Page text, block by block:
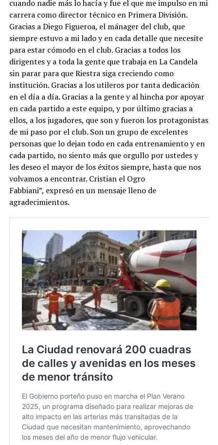
cuando nadie más lo hacía y fue el que me impulso en mi
carrera como director técnico en Primera División.
Gracias a Diego Figueroa, el mánager del club, que
siempre estuvo a mi lado y en cada detalle que necesite
para estar cómodo en el club. Gracias a todos los
dirigentes y a toda la gente que trabaja en La Candela
sin parar para que Riestra siga creciendo como
institución. Gracias a los utileros por tanta dedicación
en el día a día. Gracias a la gente y al hincha por apoyar
en cada partido a este equipo, y por último gracias a
ellos, a los jugadores, que son y fueron los protagonistas
de mi paso por el club. Son un grupo de excelentes
personas que lo dejan todo en cada entrenamiento y en
cada partido, no siento más que orgullo por ustedes y
les deseo el mayor de los éxitos siempre, hasta que nos
volvamos a encontrar. Cristian el Ogro
Fabbiani”, expresó en un mensaje lleno de
agradecimientos.